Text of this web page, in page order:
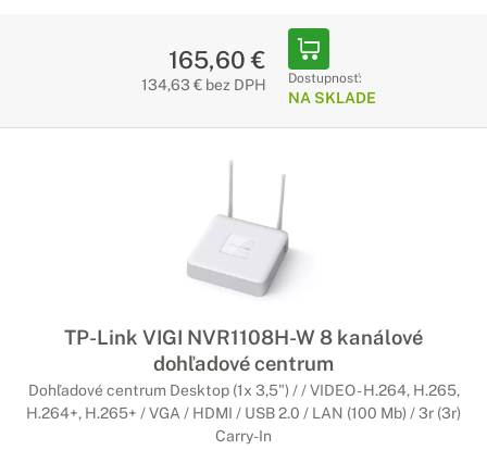
165,60 €
134,63 € bez DPH Dostupnosť:
NA SKLADE
TP-Link VIGI NVR1108H-W 8 kanálové
dohľadové centrum
Dohľadové centrum Desktop (1x 3,5") / / VIDEO - H.264, H.265,
H.264+, H.265+ / VGA / HDMI / USB 2.0 / LAN (100 Mb) / 3r (3r)
Carry-In